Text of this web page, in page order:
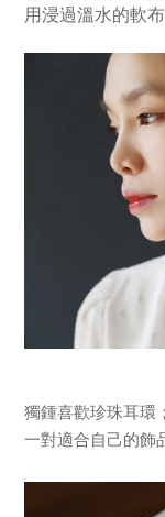
用浸過溫水的軟
獨鍾喜歡珍珠耳環
一對適合自己的飾